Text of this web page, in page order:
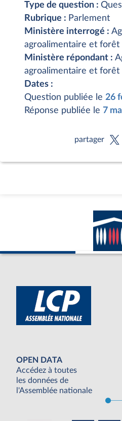
Type de question :
Rubrique : Parlement
Ministère interrogé :
agroalimentaire et forêt
Ministère répondant :
agroalimentaire et forêt
Dates :
Question publiée le 26
Réponse publiée le 7
partager
OPEN DATA
Accédez à toutes
les données de
l'Assemblée nationale